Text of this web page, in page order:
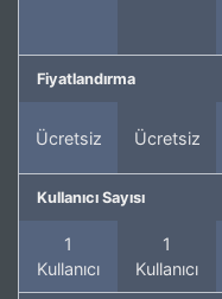
Fiyatlandırma
Ücretsiz Ücretsiz
Kullanıcı Sayısı
1
Kullanıcı
1
Kullanıcı